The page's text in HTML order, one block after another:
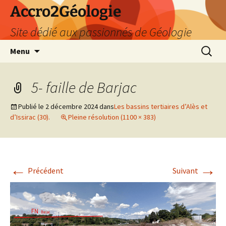
Accro2Géologie
Site dédié aux passionnés de Géologie
Menu
5- faille de Barjac
Publié le 2 décembre 2024dansLes bassins tertiaires d’Alès et
d’Issirac (30).
Pleine résolution (1100 × 383)
← Précédent Suivant →